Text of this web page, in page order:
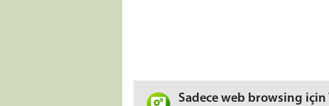
Sadece web browsing için